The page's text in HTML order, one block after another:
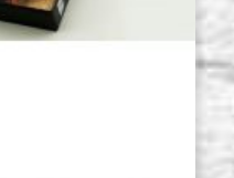
ACHETER
Stocker: 9 - COD.